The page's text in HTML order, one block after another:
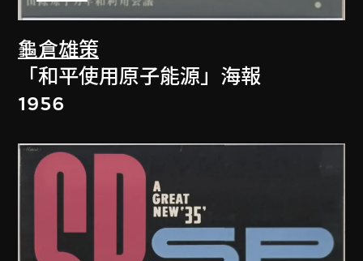
龜倉雄策
「和平使用原子能源」海報
1956